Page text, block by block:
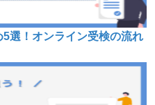
5選！オンライン受検の流れ